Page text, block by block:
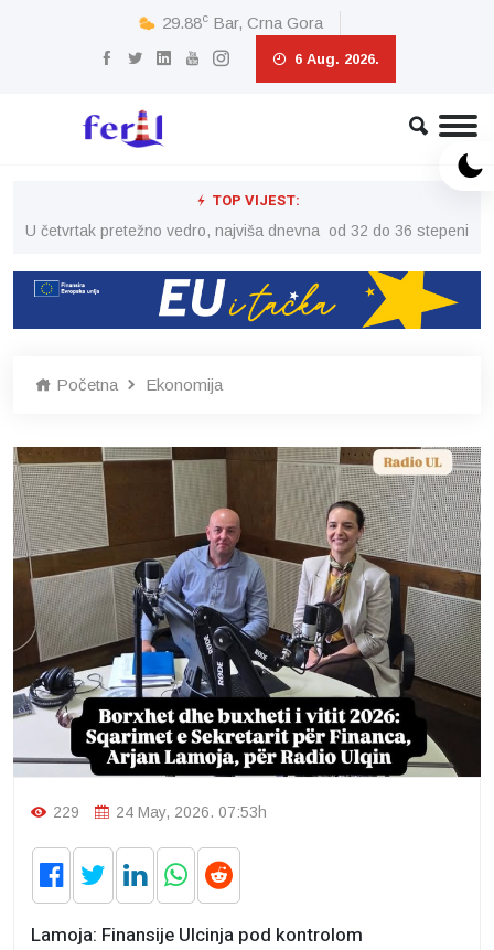
29.88c Bar, Crna Gora
6 Aug. 2026.
TOP VIJEST:
U četvrtak pretežno vedro, najviša dnevna od 32 do 36 stepeni
Početna Ekonomija
229 24 May, 2026. 07:53h
Lamoja: Finansije Ulcinja pod kontrolom